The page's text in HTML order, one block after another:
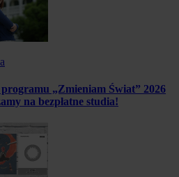
„Zmieniam Świat” 2026
na bezpłatne studia!